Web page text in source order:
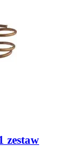
zestaw